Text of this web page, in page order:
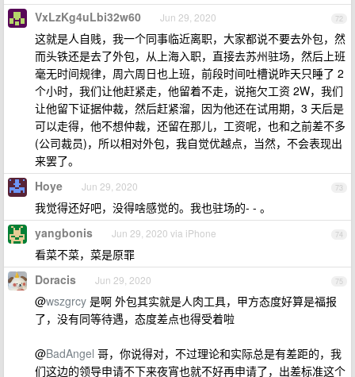
72
VxLzKg4uLbi32w60 Jun 29, 2020
这就是人自贱，我一个同事临近离职，大家都说不要去外包，然
而头铁还是去了外包，从上海入职，直接去苏州驻场，然后上班
毫无时间规律，周六周日也上班，前段时间吐槽说昨天只睡了 2
个小时，我们让他赶紧走，他留着不走，说拖欠工资 2W，我们
让他留下证据仲裁，然后赶紧溜，因为他还在试用期，3 天后是
可以走得，他不想仲裁，还留在那儿，工资呢，也和之前差不多
(公司裁员)，所以相对外包，我自觉优越点，当然，不会表现出
来罢了。
73
Hoye Jun 29, 2020
我觉得还好吧，没得啥感觉的。我也驻场的- - 。
74
yangbonis Jun 29, 2020 via iPhone
看菜不菜，菜是原罪
75
Doracis Jun 29, 2020
@wszgrcy 是啊 外包其实就是人肉工具，甲方态度好算是福报
了，没有同等待遇，态度差点也得受着啦
@BadAngel 哥，你说得对，不过理论和实际总是有差距的，我
们这边的领导申请不下来夜宵也就不好再申请了，出差标准这个